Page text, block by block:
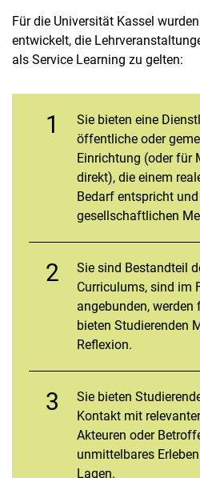
Für die Universität Kassel
entwickelt, die
als Service Learning zu gelten:
Sie bieten eine
öffentliche oder
Einrichtung (oder für
direkt), die einem
Bedarf entspricht
gesellschaftlichen
Sie sind Bestandteil
Curriculums, sind im
angebunden,
bieten Studierenden
Reflexion.
Sie bieten
Kontakt mit
Akteuren oder
unmittelbares
Lagen.